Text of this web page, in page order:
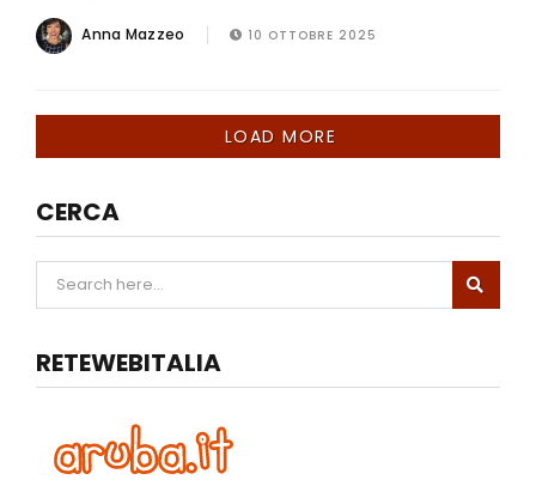
Anna Mazzeo 10 OTTOBRE 2025
LOAD MORE
CERCA
RETEWEBITALIA